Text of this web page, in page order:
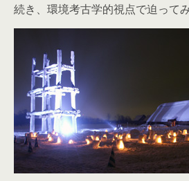
続き、環境考古学的視点で迫って